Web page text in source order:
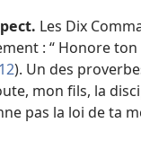
Les Dix
: “ Honore
). Un des
mon fils, la
pas la loi de ta